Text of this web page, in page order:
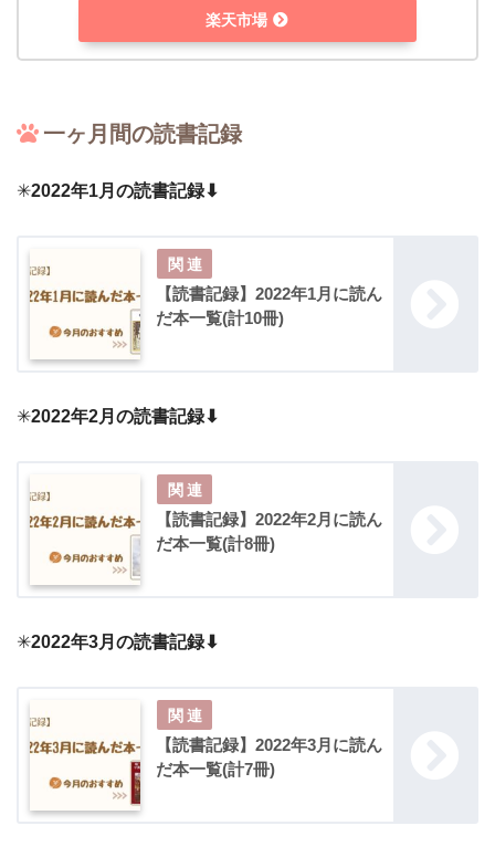
楽天市場
一ヶ月間の読書記録
✳︎2022年1月の読書記録⬇︎
【読書記録】2022年1月に読ん
だ本一覧(計10冊)
✳︎2022年2月の読書記録⬇︎
【読書記録】2022年2月に読ん
だ本一覧(計8冊)
✳︎2022年3月の読書記録⬇︎
【読書記録】2022年3月に読ん
だ本一覧(計7冊)